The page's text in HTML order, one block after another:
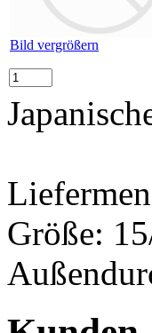
Bild vergrößern
Größe: